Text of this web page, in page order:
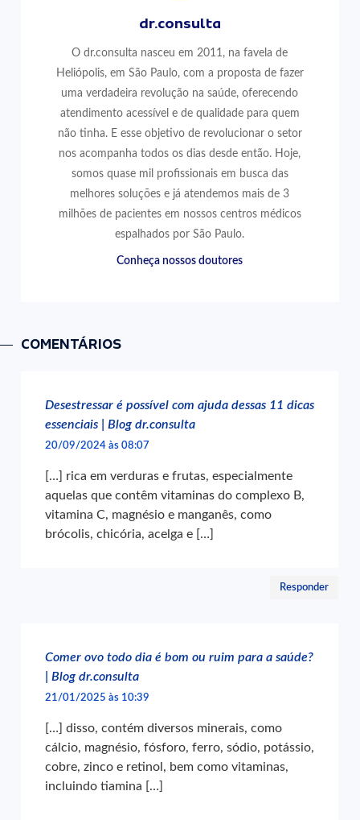
dr.consulta
O dr.consulta nasceu em 2011, na favela de
Heliópolis, em São Paulo, com a proposta de fazer
uma verdadeira revolução na saúde, oferecendo
atendimento acessível e de qualidade para quem
não tinha. E esse objetivo de revolucionar o setor
nos acompanha todos os dias desde então. Hoje,
somos quase mil profissionais em busca das
melhores soluções e já atendemos mais de 3
milhões de pacientes em nossos centros médicos
espalhados por São Paulo.
Conheça nossos doutores
COMENTÁRIOS
Desestressar é possível com ajuda dessas 11 dicas
essenciais | Blog dr.consulta
20/09/2024 às 08:07
[…] rica em verduras e frutas, especialmente
aquelas que contêm vitaminas do complexo B,
vitamina C, magnésio e manganês, como
brócolis, chicória, acelga e […]
Responder
Comer ovo todo dia é bom ou ruim para a saúde?
| Blog dr.consulta
21/01/2025 às 10:39
[…] disso, contém diversos minerais, como
cálcio, magnésio, fósforo, ferro, sódio, potássio,
cobre, zinco e retinol, bem como vitaminas,
incluindo tiamina […]